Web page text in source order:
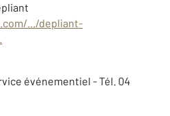
.../depliant-
événementiel - Tél. 04